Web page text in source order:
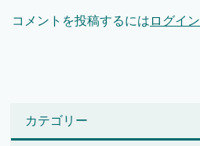
コメントを投稿するには ログイン
カテゴリー